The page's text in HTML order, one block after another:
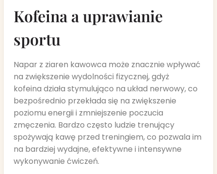
Kofeina a uprawianie
sportu
Napar z ziaren kawowca może znacznie wpływać
na zwiększenie wydolności fizycznej, gdyż
kofeina działa stymulująco na układ nerwowy, co
bezpośrednio przekłada się na zwiększenie
poziomu energii i zmniejszenie poczucia
zmęczenia. Bardzo często ludzie trenujący
spożywają kawę przed treningiem, co pozwala im
na bardziej wydajne, efektywne i intensywne
wykonywanie ćwiczeń.